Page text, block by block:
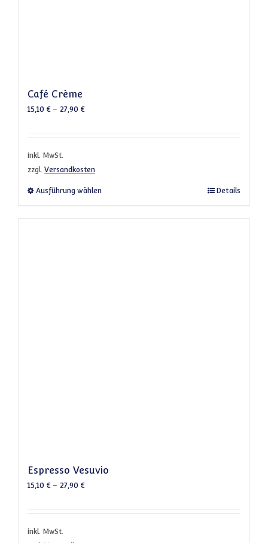
Café Crème
15,10 €– 27,90 €
inkl. MwSt.
zzgl. Versandkosten
Ausführung wählen Dieses Produkt weist mehrere Varianten
Details
Espresso Vesuvio
15,10 €– 27,90 €
inkl. MwSt.